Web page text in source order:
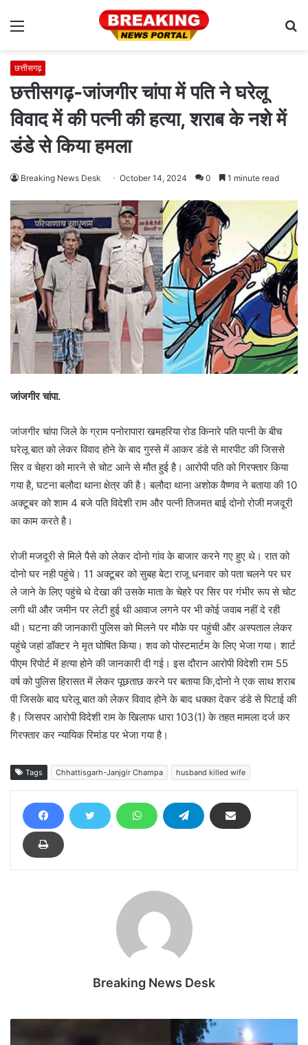
Menu
छत्तीसगढ़
छत्तीसगढ़-जांजगीर चांपा में पति ने घरेलू
विवाद में की पत्नी की हत्या, शराब के नशे में
डंडे से किया हमला
Breaking News Desk October 14, 2024 0 1 minute read
जांजगीर चांपा.
जांजगीर चांपा जिले के ग्राम पनोरापारा खमहरिया रोड किनारे पति पत्नी के बीच
घरेलू बात को लेकर विवाद होने के बाद गुस्से में आकर डंडे से मारपीट की जिससे
सिर व चेहरा को मारने से चोट आने से मौत हुई है। आरोपी पति को गिरफ्तार किया
गया है, घटना बलौदा थाना क्षेत्र की है। बलौदा थाना अशोक वैष्णव ने बताया की 10
अक्टूबर को शाम 4 बजे पति विदेशी राम और पत्नी तिजमत बाई दोनो रोजी मजदूरी
का काम करते है।
रोजी मजदूरी से मिले पैसे को लेकर दोनो गांव के बाजार करने गए हुए थे। रात को
दोनो घर नही पहुंचे। 11 अक्टूबर को सुबह बेटा राजू धनवार को पता चलने पर घर
ले जाने के लिए पहुंचे थे देखा की उसके माता के चेहरे पर सिर पर गंभीर रूप से चोट
लगी थी और जमीन पर लेटी हुई थी आवाज लगने पर भी कोई जवाब नहीं दे रही
थी। घटना की जानकारी पुलिस को मिलने पर मौके पर पहुंची और अस्पताल लेकर
पहुंचे जहां डॉक्टर ने मृत घोषित किया। शव को पोस्टमार्टम के लिए भेजा गया। शार्ट
पीएम रिपोर्ट में हत्या होने की जानकारी दी गई। इस दौरान आरोपी विदेशी राम 55
वर्ष को पुलिस हिरासत में लेकर पूछताछ करने पर बताया कि,दोनो ने एक साथ शराब
पी जिसके बाद घरेलू बात को लेकर विवाद होने के बाद धक्का देकर डंडे से पिटाई की
है। जिसपर आरोपी विदेशी राम के खिलाफ धारा 103(1) के तहत मामला दर्ज कर
गिरफ्तार कर न्यायिक रिमांड पर भेजा गया है।
Tags Chhattisgarh-Janjgir Champa husband killed wife
Breaking News Desk